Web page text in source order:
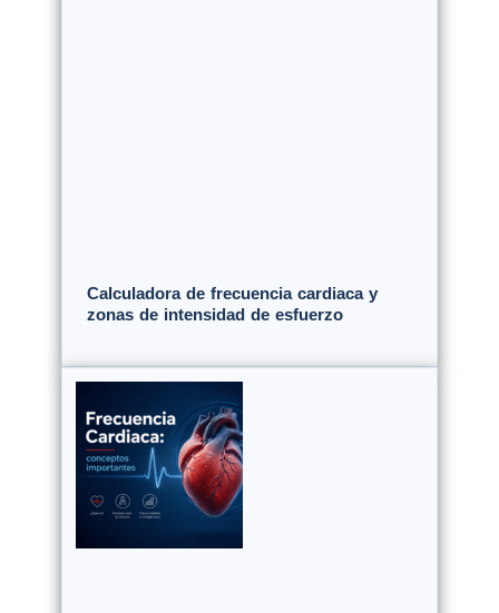
Calculadora de frecuencia cardiaca y
zonas de intensidad de esfuerzo